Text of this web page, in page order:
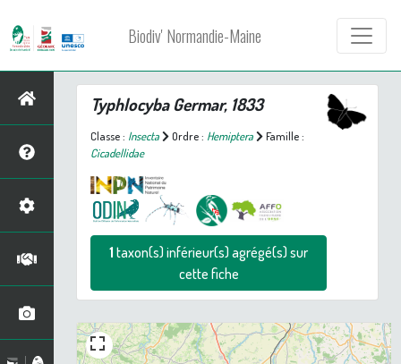
Biodiv' Normandie-Maine
TyphlocybaGermar, 1833
Classe : Insecta Ordre : Hemiptera
Famille :
Cicadellidae
1taxon(s) inférieur(s) agrégé(s) sur
cette fiche